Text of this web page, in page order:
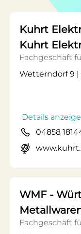
Kuhrt
Kuhrt
Fachgeschäft
Wetterndorf 9 |
Details
04858
WMF -
Fachgeschäft